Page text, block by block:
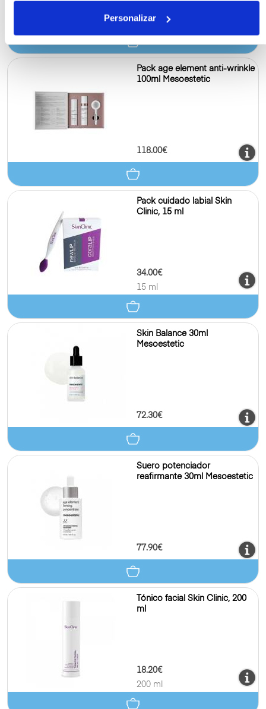
Personalizar
50 ml
Pack age element anti-wrinkle
100ml Mesoestetic
118.00€
Pack cuidado labial Skin
Clinic, 15 ml
34.00€
15 ml
Skin Balance 30ml
Mesoestetic
72.30€
Suero potenciador
reafirmante 30ml Mesoestetic
77.90€
Tónico facial Skin Clinic, 200
ml
18.20€
200 ml